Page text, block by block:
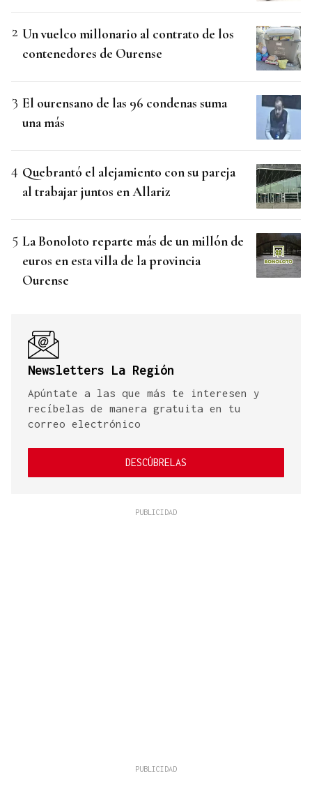
Un vuelco millonario al contrato de los
contenedores de Ourense
El ourensano de las 96 condenas suma
una más
Quebrantó el alejamiento con su pareja
al trabajar juntos en Allariz
La Bonoloto reparte más de un millón de
euros en esta villa de la provincia
Ourense
Newsletters La Región
Apúntate a las que más te interesen y
recíbelas de manera gratuita en tu
correo electrónico
DESCÚBRELAS